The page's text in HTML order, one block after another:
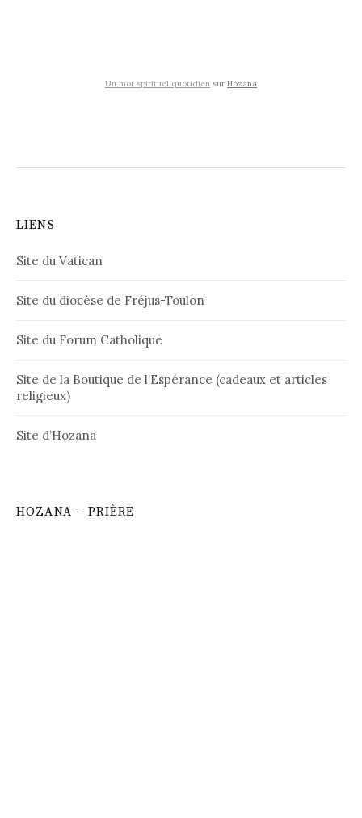
Un mot spirituel quotidien surHozana
LIENS
Site du Vatican
Site du diocèse de Fréjus-Toulon
Site du Forum Catholique
Site de la Boutique de l’Espérance (cadeaux et articles
religieux)
Site d’Hozana
HOZANA – PRIÈRE